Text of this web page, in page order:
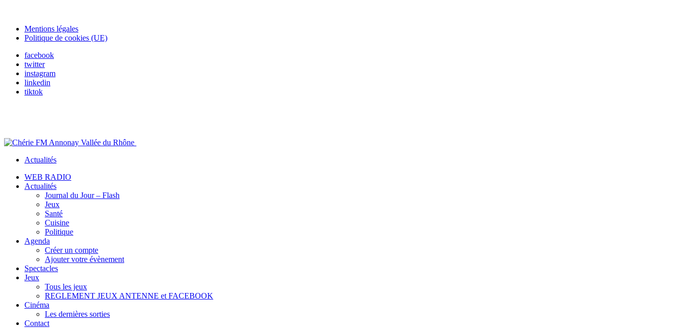
Mentions légales
Politique de cookies (UE)
facebook
twitter
instagram
linkedin
tiktok
Actualités
WEB RADIO
Actualités
Journal du Jour – Flash
Jeux
Santé
Cuisine
Politique
Agenda
Créer un compte
Ajouter votre évènement
Spectacles
Jeux
Tous les jeux
REGLEMENT JEUX ANTENNE et FACEBOOK
Cinéma
Les dernières sorties
Contact